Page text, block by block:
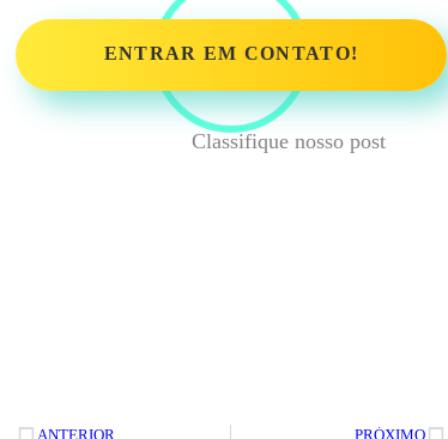
ENTRAR EM CONTATO!
Classifique nosso post
ANTERIOR PRÓXIMO